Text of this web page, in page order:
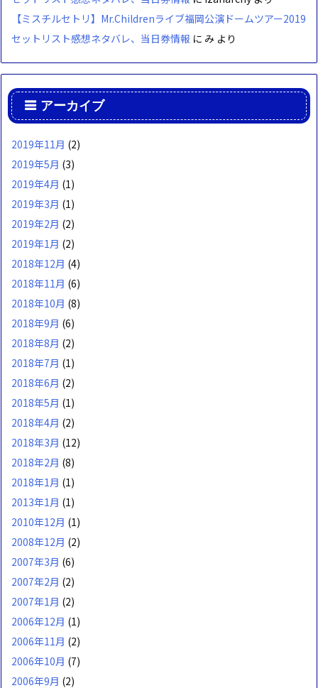
【ミスチルセトリ】Mr.Childrenライブ福岡公演ドームツアー2019
セットリスト感想ネタバレ、当日券情報 に み より
アーカイブ
2019年11月 (2)
2019年5月 (3)
2019年4月 (1)
2019年3月 (1)
2019年2月 (2)
2019年1月 (2)
2018年12月 (4)
2018年11月 (6)
2018年10月 (8)
2018年9月 (6)
2018年8月 (2)
2018年7月 (1)
2018年6月 (2)
2018年5月 (1)
2018年4月 (2)
2018年3月 (12)
2018年2月 (8)
2018年1月 (1)
2013年1月 (1)
2010年12月 (1)
2008年12月 (2)
2007年3月 (6)
2007年2月 (2)
2007年1月 (2)
2006年12月 (1)
2006年11月 (2)
2006年10月 (7)
2006年9月 (2)